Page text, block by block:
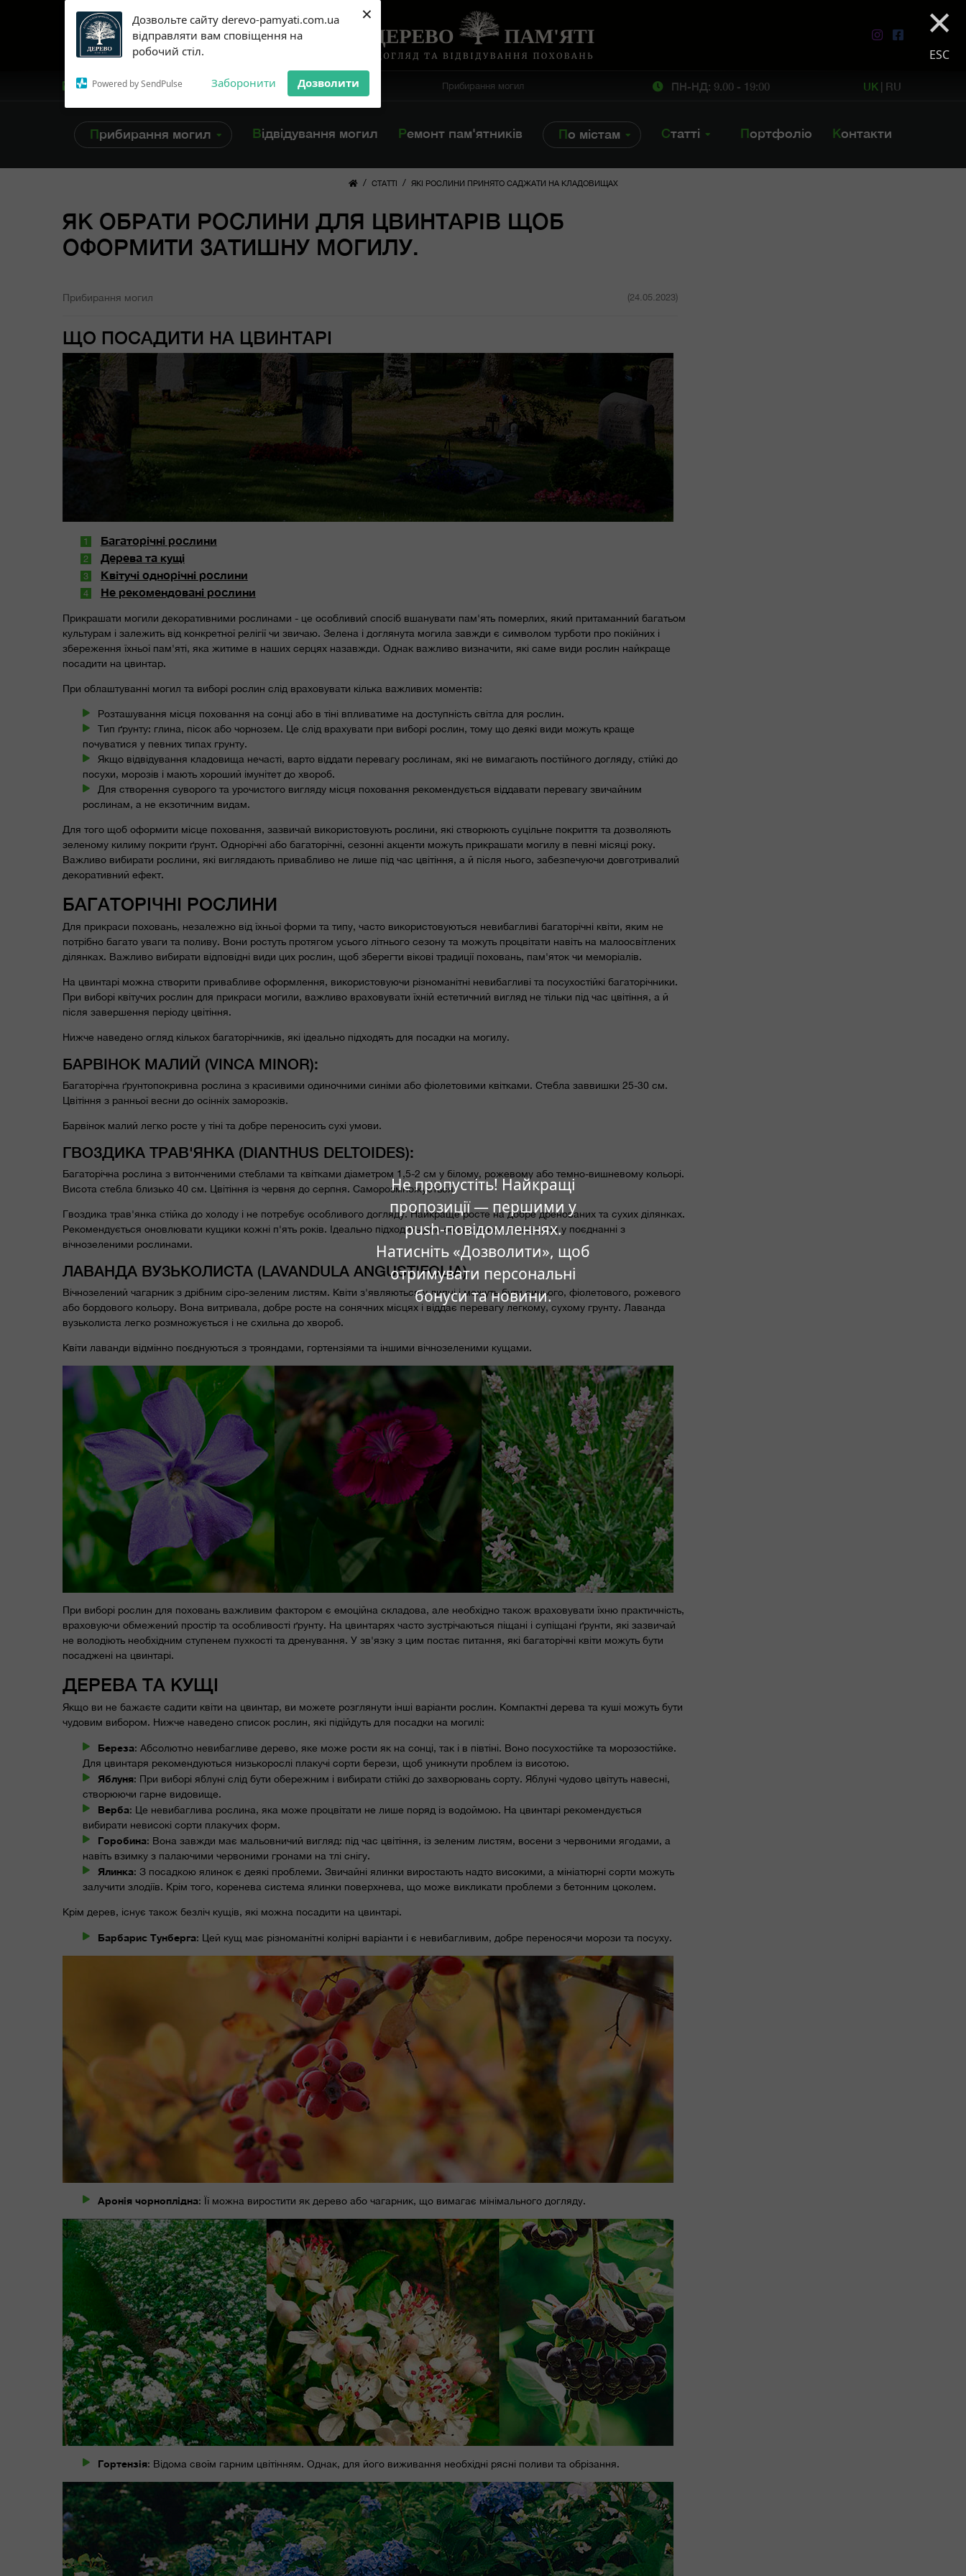
Дозвольте сайту derevo-pamyati.com.ua
відправляти вам сповіщення на
робочий стіл.
Powered by SendPulse Заборонити Дозволити
× ×
ESC
Не пропустіть! Найкращі
пропозиції — першими у
push-повідомленнях.
Натисніть «Дозволити», щоб
отримувати персональні
бонуси та новини.
Subscribe to our
notifications!
To enable permission prompts, click
on the notification icon
+38 /099/ 45-96-616 Прибирання могил ПН-НД: 9.00 - 19:00 UK | RU
Прибирання могил Відвідування могил Ремонт пам'ятників По містам Статті Портфоліо Контакти
/ СТАТТІ / ЯКІ РОСЛИНИ ПРИНЯТО САДЖАТИ НА КЛАДОВИЩАХ
ЯК ОБРАТИ РОСЛИНИ ДЛЯ ЦВИНТАРІВ ЩОБ
ОФОРМИТИ ЗАТИШНУ МОГИЛУ.
Прибирання могил (24.05.2023)
ЩО ПОСАДИТИ НА ЦВИНТАРІ
Багаторічні рослини
Дерева та кущі
Квітучі однорічні рослини
Не рекомендовані рослини
Прикрашати могили декоративними рослинами - це особливий спосіб вшанувати пам'ять померлих, який притаманний багатьом
культурам і залежить від конкретної релігії чи звичаю. Зелена і доглянута могила завжди є символом турботи про покійних і
збереження їхньої пам'яті, яка житиме в наших серцях назавжди. Однак важливо визначити, які саме види рослин найкраще
посадити на цвинтар.
При облаштуванні могил та виборі рослин слід враховувати кілька важливих моментів:
Розташування місця поховання на сонці або в тіні впливатиме на доступність світла для рослин.
Тип ґрунту: глина, пісок або чорнозем. Це слід врахувати при виборі рослин, тому що деякі види можуть краще
почуватися у певних типах грунту.
Якщо відвідування кладовища нечасті, варто віддати перевагу рослинам, які не вимагають постійного догляду, стійкі до
посухи, морозів і мають хороший імунітет до хвороб.
Для створення суворого та урочистого вигляду місця поховання рекомендується віддавати перевагу звичайним
рослинам, а не екзотичним видам.
Для того щоб оформити місце поховання, зазвичай використовують рослини, які створюють суцільне покриття та дозволяють
зеленому килиму покрити ґрунт. Однорічні або багаторічні, сезонні акценти можуть прикрашати могилу в певні місяці року.
Важливо вибирати рослини, які виглядають привабливо не лише під час цвітіння, а й після нього, забезпечуючи довготривалий
декоративний ефект.
БАГАТОРІЧНІ РОСЛИНИ
Для прикраси поховань, незалежно від їхньої форми та типу, часто використовуються невибагливі багаторічні квіти, яким не
потрібно багато уваги та поливу. Вони ростуть протягом усього літнього сезону та можуть процвітати навіть на малоосвітлених
ділянках. Важливо вибирати відповідні види цих рослин, щоб зберегти вікові традиції поховань, пам'яток чи меморіалів.
На цвинтарі можна створити привабливе оформлення, використовуючи різноманітні невибагливі та посухостійкі багаторічники.
При виборі квітучих рослин для прикраси могили, важливо враховувати їхній естетичний вигляд не тільки під час цвітіння, а й
після завершення періоду цвітіння.
Нижче наведено огляд кількох багаторічників, які ідеально підходять для посадки на могилу.
БАРВІНОК МАЛИЙ (VINCA MINOR):
Багаторічна ґрунтопокривна рослина з красивими одиночними синіми або фіолетовими квітками. Стебла заввишки 25-30 см.
Цвітіння з ранньої весни до осінніх заморозків.
Барвінок малий легко росте у тіні та добре переносить сухі умови.
ГВОЗДИКА ТРАВ'ЯНКА (DIANTHUS DELTOIDES):
Багаторічна рослина з витонченими стеблами та квітками діаметром 1,5-2 см у білому, рожевому або темно-вишневому кольорі.
Висота стебла близько 40 см. Цвітіння із червня до серпня. Саморозмножується.
Гвоздика трав'янка стійка до холоду і не потребує особливого догляду. Найкраще росте на добре дренованих та сухих ділянках.
Рекомендується оновлювати кущики кожні п'ять років. Ідеально підходить для оформлення поховання у поєднанні з
вічнозеленими рослинами.
ЛАВАНДА ВУЗЬКОЛИСТА (LAVANDULA ANGUSTIFOLIA)
Вічнозелений чагарник з дрібним сіро-зеленим листям. Квіти з'являються у липні і можуть бути синього, фіолетового, рожевого
або бордового кольору. Вона витривала, добре росте на сонячних місцях і віддає перевагу легкому, сухому грунту. Лаванда
вузьколиста легко розмножується і не схильна до хвороб.
Квіти лаванди відмінно поєднуються з трояндами, гортензіями та іншими вічнозеленими кущами.
При виборі рослин для поховань важливим фактором є емоційна складова, але необхідно також враховувати їхню практичність,
враховуючи обмежений простір та особливості ґрунту. На цвинтарях часто зустрічаються піщані і супіщані ґрунти, які зазвичай
не володіють необхідним ступенем пухкості та дренування. У зв'язку з цим постає питання, які багаторічні квіти можуть бути
посаджені на цвинтарі.
ДЕРЕВА ТА КУЩІ
Якщо ви не бажаєте садити квіти на цвинтар, ви можете розглянути інші варіанти рослин. Компактні дерева та куші можуть бути
чудовим вибором. Нижче наведено список рослин, які підійдуть для посадки на могилі:
Береза: Абсолютно невибагливе дерево, яке може рости як на сонці, так і в півтіні. Воно посухостійке та морозостійке.
Для цвинтаря рекомендуються низькорослі плакучі сорти берези, щоб уникнути проблем із висотою.
Яблуня: При виборі яблуні слід бути обережним і вибирати стійкі до захворювань сорту. Яблуні чудово цвітуть навесні,
створюючи гарне видовище.
Верба: Це невибаглива рослина, яка може процвітати не лише поряд із водоймою. На цвинтарі рекомендується
вибирати невисокі сорти плакучих форм.
Горобина: Вона завжди має мальовничий вигляд: під час цвітіння, із зеленим листям, восени з червоними ягодами, а
навіть взимку з палаючими червоними гронами на тлі снігу.
Ялинка: З посадкою ялинок є деякі проблеми. Звичайні ялинки виростають надто високими, а мініатюрні сорти можуть
залучити злодіїв. Крім того, коренева система ялинки поверхнева, що може викликати проблеми з бетонним цоколем.
Крім дерев, існує також безліч кущів, які можна посадити на цвинтарі.
Барбарис Тунберга: Цей кущ має різноманітні колірні варіанти і є невибагливим, добре переносячи морози та посуху.
Аронія чорноплідна: Її можна виростити як дерево або чагарник, що вимагає мінімального догляду.
Гортензія: Відома своїм гарним цвітінням. Однак, для його виживання необхідні рясні поливи та обрізання.